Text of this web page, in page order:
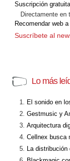
Suscripción
Directamente en
Recomendar web
Suscríbete al
Lo más
El sonido en
Gestmusic y
Arquitectura
Cellnex busca
La